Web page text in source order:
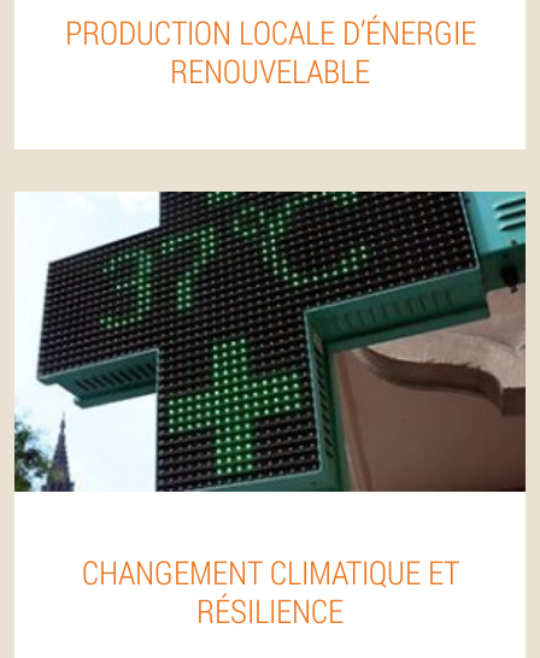
PRODUCTION LOCALE D’ÉNERGIE
RENOUVELABLE
CHANGEMENT CLIMATIQUE ET
RÉSILIENCE